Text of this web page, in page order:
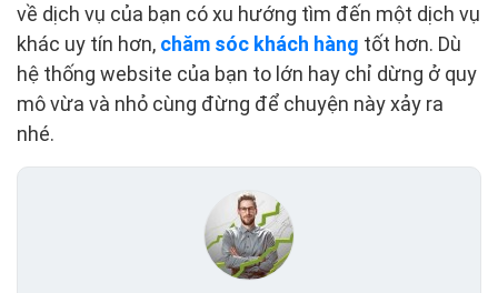
về dịch vụ của bạn có xu hướng tìm đến một dịch vụ
khác uy tín hơn, chăm sóc khách hàng tốt hơn. Dù
hệ thống website của bạn to lớn hay chỉ dừng ở quy
mô vừa và nhỏ cùng đừng để chuyện này xảy ra
nhé.